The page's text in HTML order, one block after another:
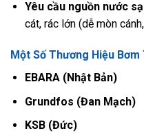
Yêu cầu nguồn nước
cát, rác lớn (dễ mòn
Một Số Thương Hiệu
EBARA (Nhật Bản)
Grundfos (Đan Mạch)
KSB (Đức)